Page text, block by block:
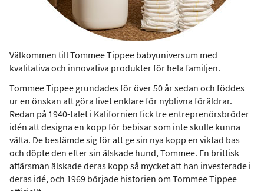
Välkommen till Tommee Tippee babyuniversum med
kvalitativa och innovativa produkter för hela familjen.
Tommee Tippee grundades för över 50 år sedan och föddes
ur en önskan att göra livet enklare för nyblivna föräldrar.
Redan på 1940-talet i Kalifornien fick tre entreprenörsbröder
idén att designa en kopp för bebisar som inte skulle kunna
välta. De bestämde sig för att ge sin nya kopp en viktad bas
och döpte den efter sin älskade hund, Tommee. En brittisk
affärsman älskade deras kopp så mycket att han investerade i
deras idé, och 1969 började historien om Tommee Tippee